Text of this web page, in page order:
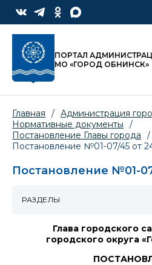
ПОРТАЛ
МО «ГОРОД ОБНИНСК»
Главная / Администрация
Нормативные документы
/
Постановление Главы города
/
Постановление №01-07/45 от
Постановление №01-
Глава городского
городского округа
РАЗДЕЛЫ